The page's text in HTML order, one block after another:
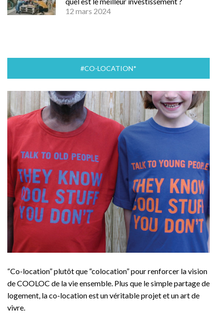
12 mars 2024
#CO-LOCATION*
“Co-location” plutôt que “colocation” pour renforcer la vision
de COOLOC de la vie ensemble. Plus que le simple partage de
logement, la co-location est un véritable projet et un art de
vivre.